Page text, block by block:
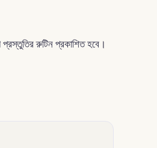
রুটিন প্রকাশিত হবে।